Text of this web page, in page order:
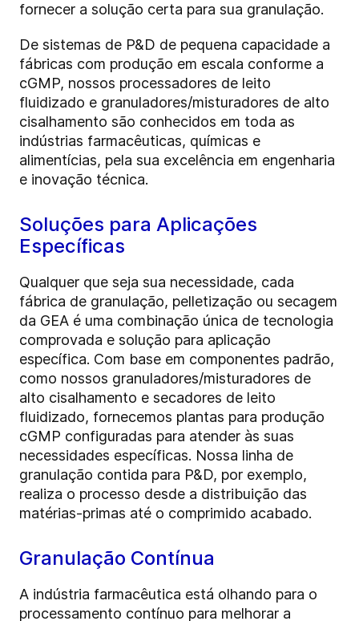
fornecer a solução certa para sua granulação.
De sistemas de P&D de pequena capacidade a
fábricas com produção em escala conforme a
cGMP, nossos processadores de leito
fluidizado e granuladores/misturadores de alto
cisalhamento são conhecidos em toda as
indústrias farmacêuticas, químicas e
alimentícias, pela sua excelência em engenharia
e inovação técnica.
Soluções para Aplicações
Específicas
Qualquer que seja sua necessidade, cada
fábrica de granulação, pelletização ou secagem
da GEA é uma combinação única de tecnologia
comprovada e solução para aplicação
específica. Com base em componentes padrão,
como nossos granuladores/misturadores de
alto cisalhamento e secadores de leito
fluidizado, fornecemos plantas para produção
cGMP configuradas para atender às suas
necessidades específicas. Nossa linha de
granulação contida para P&D, por exemplo,
realiza o processo desde a distribuição das
matérias-primas até o comprimido acabado.
Granulação Contínua
A indústria farmacêutica está olhando para o
processamento contínuo para melhorar a